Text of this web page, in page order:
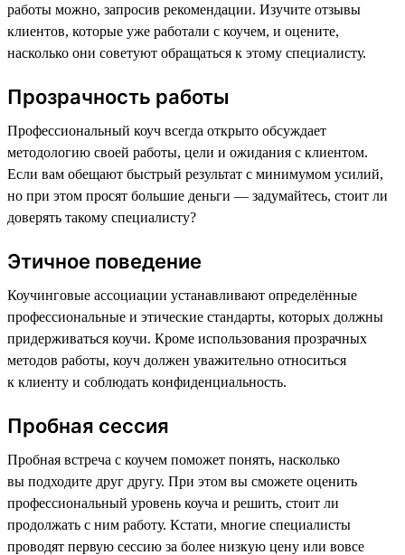
работы можно, запросив рекомендации. Изучите отзывы
клиентов, которые уже работали с коучем, и оцените,
насколько они советуют обращаться к этому специалисту.
Прозрачность работы
Профессиональный коуч всегда открыто обсуждает
методологию своей работы, цели и ожидания с клиентом.
Если вам обещают быстрый результат с минимумом усилий,
но при этом просят большие деньги — задумайтесь, стоит ли
доверять такому специалисту?
Этичное поведение
Коучинговые ассоциации устанавливают определённые
профессиональные и этические стандарты, которых должны
придерживаться коучи. Кроме использования прозрачных
методов работы, коуч должен уважительно относиться
к клиенту и соблюдать конфиденциальность.
Пробная сессия
Пробная встреча с коучем поможет понять, насколько
вы подходите друг другу. При этом вы сможете оценить
профессиональный уровень коуча и решить, стоит ли
продолжать с ним работу. Кстати, многие специалисты
проводят первую сессию за более низкую цену или вовсе